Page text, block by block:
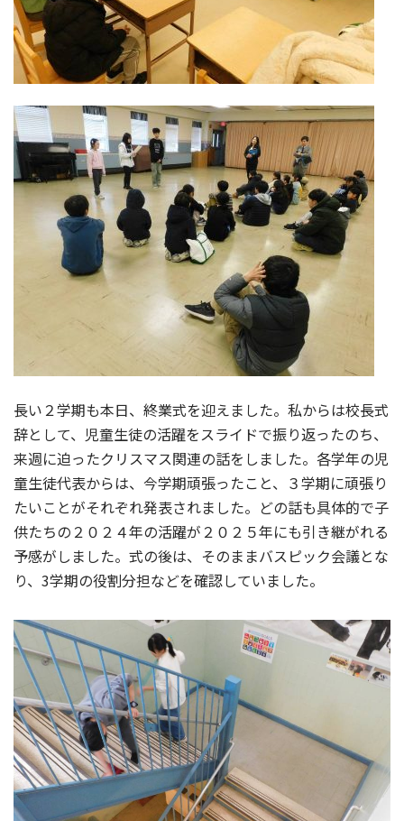
長い２学期も本日、終業式を迎えました。私からは校長式
辞として、児童生徒の活躍をスライドで振り返ったのち、
来週に迫ったクリスマス関連の話をしました。各学年の児
童生徒代表からは、今学期頑張ったこと、３学期に頑張り
たいことがそれぞれ発表されました。どの話も具体的で子
供たちの２０２４年の活躍が２０２５年にも引き継がれる
予感がしました。式の後は、そのままバスピック会議とな
り、3学期の役割分担などを確認していました。